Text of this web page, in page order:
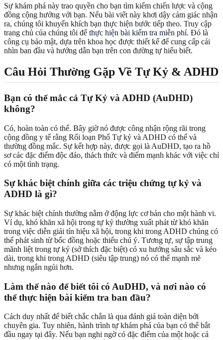
Sự khám phá này trao quyền cho bạn tìm kiếm chiến lược và cộng
đồng cộng hưởng với bạn. Nếu bài viết này khơi dậy cảm giác nhận
ra, chúng tôi khuyến khích bạn thực hiện bước tiếp theo. Truy cập
trang chủ của chúng tôi để thực hiện bài kiểm tra miễn phí. Đó là
công cụ bảo mật, dựa trên khoa học được thiết kế để cung cấp cái
nhìn ban đầu và hướng dẫn bạn trên con đường tự hiểu biết.
Câu Hỏi Thường Gặp Về Tự Kỷ & ADHD
Bạn có thể mắc cả Tự Kỷ và ADHD (AuDHD)
không?
Có, hoàn toàn có thể. Bây giờ nó được công nhận rộng rãi trong
cộng đồng y tế rằng Rối loạn Phổ Tự kỷ và ADHD có thể và
thường đồng mắc. Sự kết hợp này, được gọi là AuDHD, tạo ra hồ
sơ các đặc điểm độc đáo, thách thức và điểm mạnh khác với việc chỉ
có một tình trạng.
Sự khác biệt chính giữa các triệu chứng tự kỷ và
ADHD là gì?
Sự khác biệt chính thường nằm ở động lực cơ bản cho một hành vi.
Ví dụ, khó khăn xã hội trong tự kỷ thường xuất phát từ khó khăn
trong việc diễn giải tín hiệu xã hội, trong khi trong ADHD chúng có
thể phát sinh từ bốc đồng hoặc thiếu chú ý. Tương tự, sự tập trung
mãnh liệt trong tự kỷ (sở thích đặc biệt) có xu hướng sâu sắc và kéo
dài, trong khi trong ADHD (siêu tập trung) nó có thể mạnh mẽ
nhưng ngắn ngủi hơn.
Làm thế nào để biết tôi có AuDHD, và nơi nào có
thể thực hiện bài kiểm tra ban đầu?
Cách duy nhất để biết chắc chắn là qua đánh giá toàn diện bởi
chuyên gia. Tuy nhiên, hành trình tự khám phá của bạn có thể bắt
đầu ngay tại đây. Nếu bạn nghi ngờ có đặc điểm của một hoặc cả